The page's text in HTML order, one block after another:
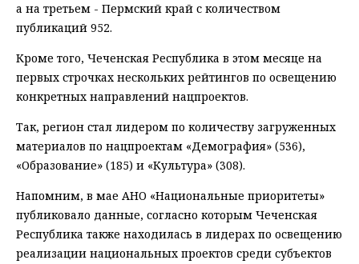
а на третьем - Пермский край с количеством
публикаций 952.
Кроме того, Чеченская Республика в этом месяце на
первых строчках нескольких рейтингов по освещению
конкретных направлений нацпроектов.
Так, регион стал лидером по количеству загруженных
материалов по нацпроектам «Демография» (536),
«Образование» (185) и «Культура» (308).
Напомним, в мае АНО «Национальные приоритеты»
публиковало данные, согласно которым Чеченская
Республика также находилась в лидерах по освещению
реализации национальных проектов среди субъектов